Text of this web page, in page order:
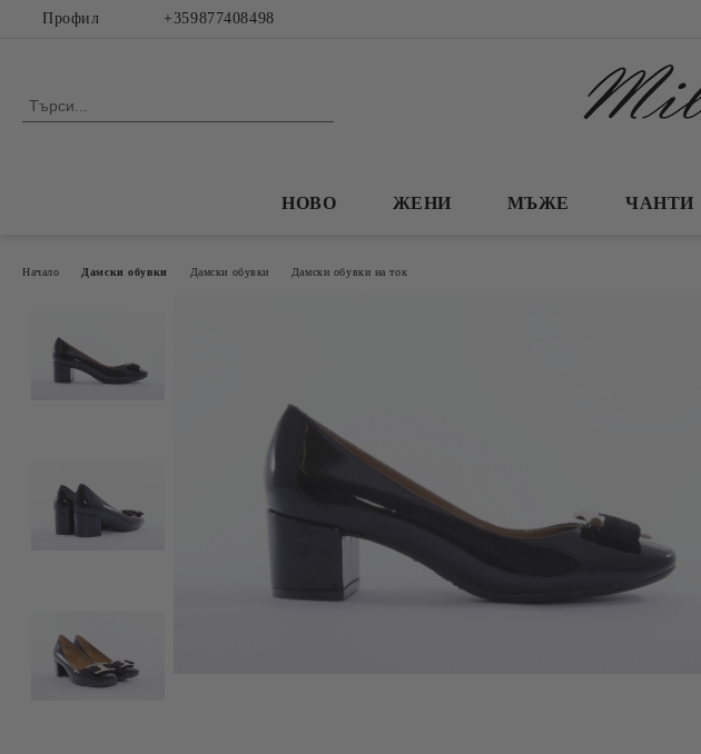
Профил +359877408498
НОВО ЖЕНИ МЪЖЕ ЧАНТИ
Начало Дамски обувки Дамски обувки Дамски обувки на ток